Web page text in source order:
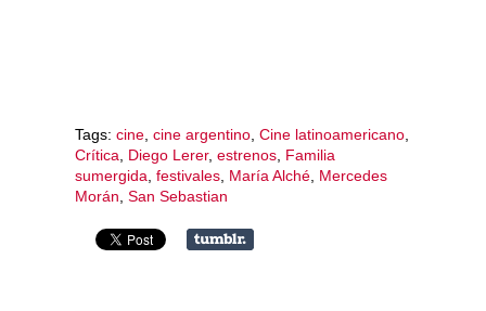
Tags: cine cine argentino Cine latinoamericano
Crítica
Diego Lerer, estrenos Familia
sumergida festivales María Alché Mercedes
Morán San Sebastian